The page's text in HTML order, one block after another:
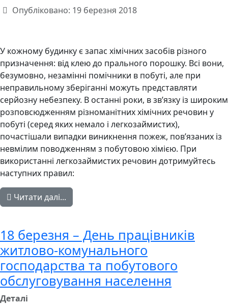
Опубліковано: 19 березня 2018
У кожному будинку є запас хімічних засобів різного
призначення: від клею до прального порошку. Всі вони,
безумовно, незамінні помічники в побуті, але при
неправильному зберіганні можуть представляти
серйозну небезпеку. В останні роки, в зв’язку із широким
розповсюдженням різноманітних хімічних речовин у
побуті (серед яких немало і легкозаймистих),
почастішали випадки виникнення пожеж, пов’язаних із
невмілим поводженням з побутовою хімією. При
використанні легкозаймистих речовин дотримуйтесь
наступних правил:
Читати далі...
18 березня – День працівників
житлово-комунального
господарства та побутового
обслуговування населення
Деталі